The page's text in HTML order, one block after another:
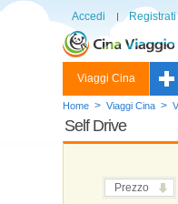
Accedi Registrati
Viaggi Cina
Home > Viaggi Cina >
Self Drive
Prezzo